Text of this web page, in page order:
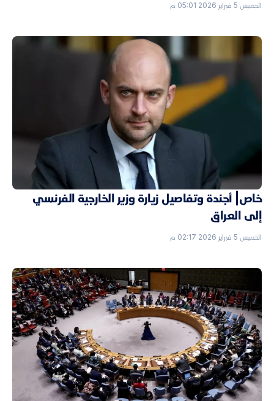
الخميس 5 فبراير 2026 05:01 م
خاص| أجندة وتفاصيل زيارة وزير الخارجية الفرنسي
إلى العراق
الخميس 5 فبراير 2026 02:17 م